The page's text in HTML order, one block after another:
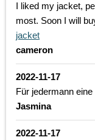
I liked my jacket,
most. Soon I will
jacket
cameron
2022-11-17
Für jedermann
Jasmina
2022-11-17